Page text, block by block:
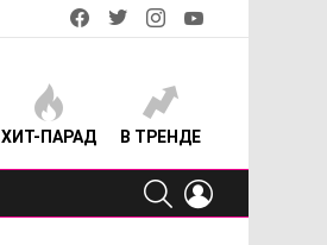
facebooktwitterinstagram
ХИТ-ПАРАД В ТРЕНДЕ
SEARCH